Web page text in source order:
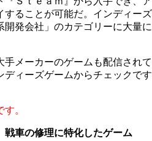
することが可能だ。インディーズ
発会社」のカテゴリーに大量に
手メーカーのゲームも配信されて
ディーズゲームからチェックです
。
車の修理に特化したゲーム